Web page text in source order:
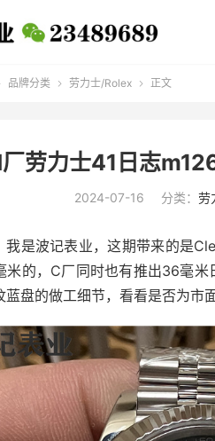
品牌分类  劳力士/Rolex  正文
劳力士41日志
2024-07-16 分类： 劳
我是波记表业，这期带来的是
米的，C厂同时也有推出36毫
蓝盘的做工细节，看看是否为市